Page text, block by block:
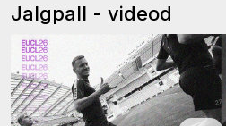
Jalgpall - videod